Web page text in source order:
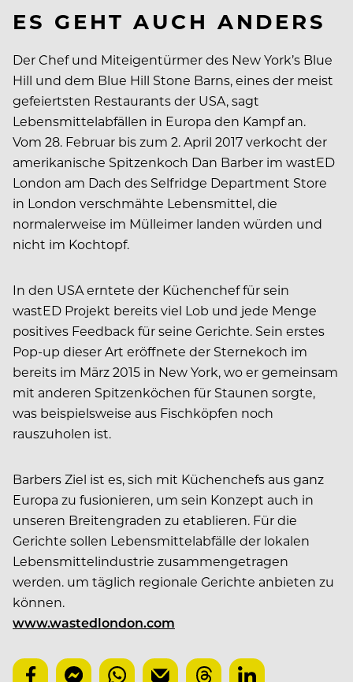
ES GEHT AUCH ANDERS
Der Chef und Miteigentürmer des New York’s Blue
Hill und dem Blue Hill Stone Barns, eines der meist
gefeiertsten Restaurants der USA, sagt
Lebensmittelabfällen in Europa den Kampf an.
Vom 28. Februar bis zum 2. April 2017 verkocht der
amerikanische Spitzenkoch Dan Barber im wastED
London am Dach des Selfridge Department Store
in London verschmähte Lebensmittel, die
normalerweise im Mülleimer landen würden und
nicht im Kochtopf.
In den USA erntete der Küchenchef für sein
wastED Projekt bereits viel Lob und jede Menge
positives Feedback für seine Gerichte. Sein erstes
Pop-up dieser Art eröffnete der Sternekoch im
bereits im März 2015 in New York, wo er gemeinsam
mit anderen Spitzenköchen für Staunen sorgte,
was beispielsweise aus Fischköpfen noch
rauszuholen ist.
Barbers Ziel ist es, sich mit Küchenchefs aus ganz
Europa zu fusionieren, um sein Konzept auch in
unseren Breitengraden zu etablieren. Für die
Gerichte sollen Lebensmittelabfälle der lokalen
Lebensmittelindustrie zusammengetragen
werden. um täglich regionale Gerichte anbieten zu
können.
www.wastedlondon.com